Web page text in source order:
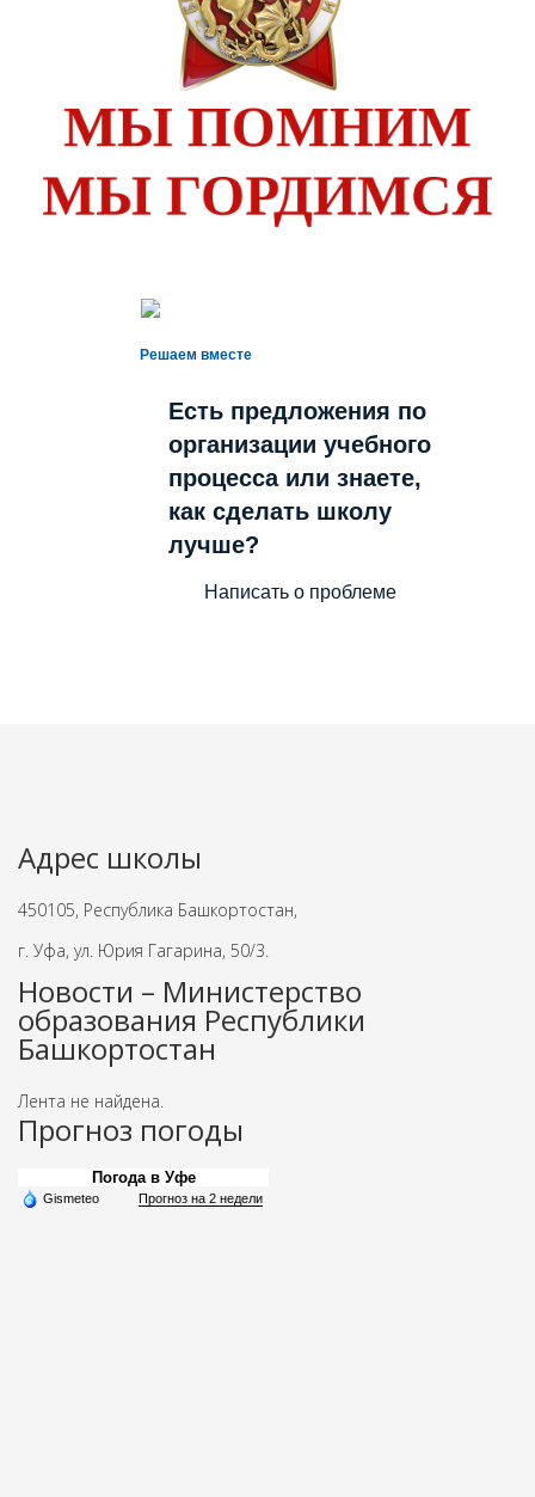
Решаем вместе
Есть предложения по
организации учебного
процесса или знаете,
как сделать школу
лучше?
Написать о проблеме
Адрес школы
450105, Республика Башкортостан,
г. Уфа, ул. Юрия Гагарина, 50/3.
Новости – Министерство
образования Республики
Башкортостан
Лента не найдена.
Прогноз погоды
Погода в Уфе
Gismeteo Прогноз на 2 недели